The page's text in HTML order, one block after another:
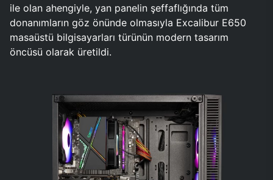
ile olan ahengiyle, yan panelin şeffaflığında tüm
donanımların göz önünde olmasıyla Excalibur E650
masaüstü bilgisayarları türünün modern tasarım
öncüsü olarak üretildi.